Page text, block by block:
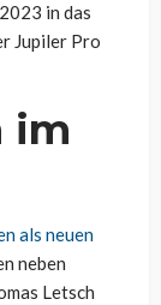
in das
Jupiler Pro
im
als neuen
neben
Letsch